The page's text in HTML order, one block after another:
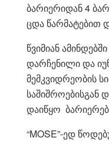
ბარიერიდან 4
ცდა წარმატებით
წვიმიან
დარჩენილი და
მემკვიდრეობის
საშიშროებისგან
დაიწყო
“MOSE”-ედ